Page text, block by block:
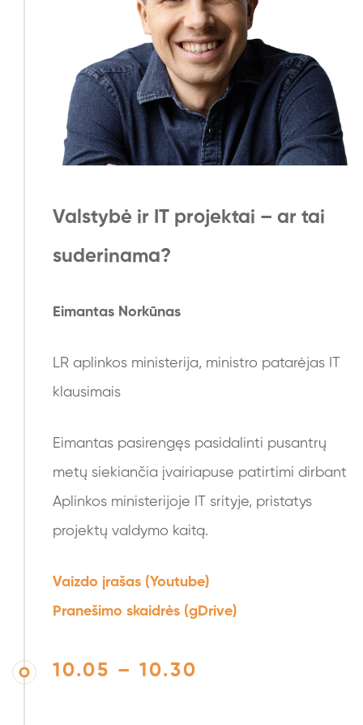
Valstybė ir IT projektai – ar tai
suderinama?
Eimantas Norkūnas
LR aplinkos ministerija, ministro patarėjas IT
klausimais
Eimantas pasirengęs pasidalinti pusantrų
metų siekiančia įvairiapuse patirtimi dirbant
Aplinkos ministerijoje IT srityje, pristatys
projektų valdymo kaitą.
Vaizdo įrašas (Youtube)
Pranešimo skaidrės (gDrive)
10.05 – 10.30